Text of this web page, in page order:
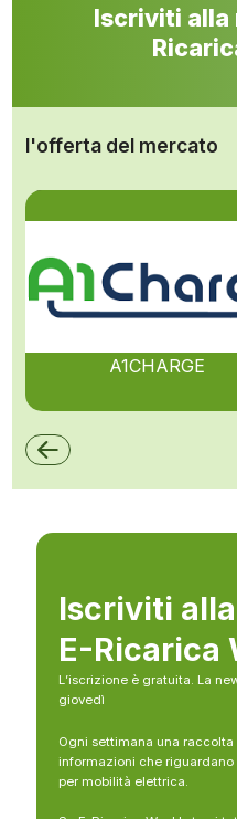
Iscriviti
l'offerta del mercato
A1CHARGE
Iscriviti
E-Ricarica
L’iscrizione è gratuita. La
giovedì
Ogni settimana una
informazioni che
per mobilità elettrica.